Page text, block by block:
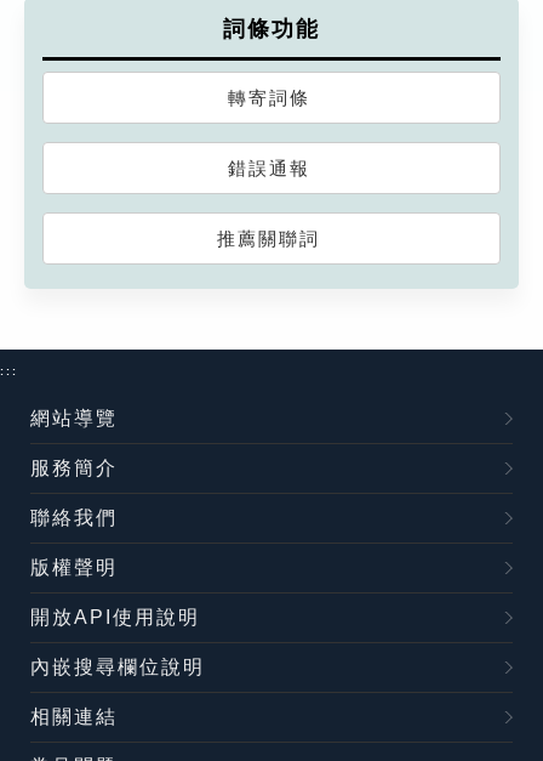
詞條功能
轉寄詞條
錯誤通報
推薦關聯詞
:::
網站導覽
服務簡介
聯絡我們
版權聲明
開放API使用說明
內嵌搜尋欄位說明
相關連結